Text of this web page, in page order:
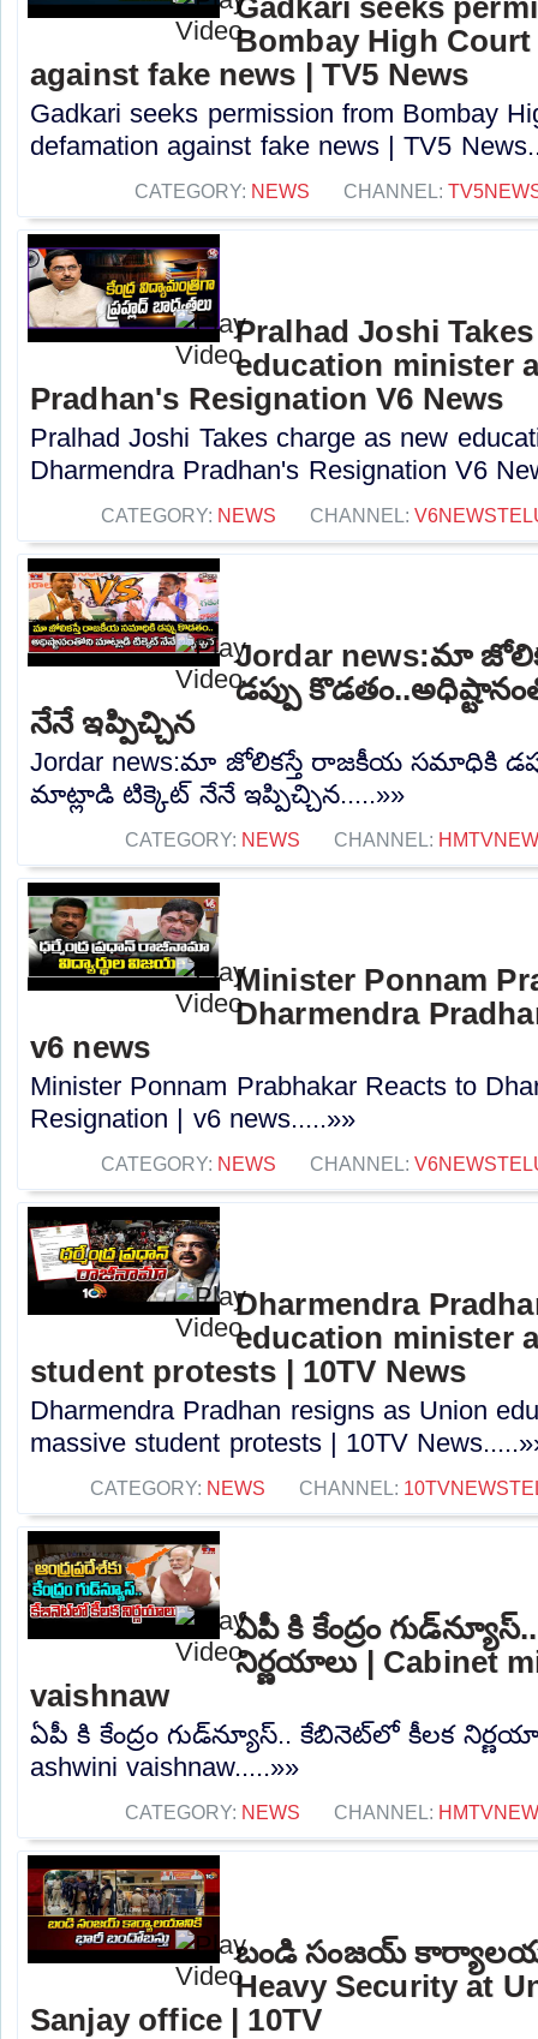
Gadkari seeks
Bombay High
against fake news | TV5 News
Gadkari seeks permission from Bombay
defamation against fake news | TV5
CATEGORY: NEWS CHANNEL:
Pralhad Joshi
education minister
Pradhan's Resignation V6 News
Pralhad Joshi Takes charge as new
Dharmendra Pradhan's Resignation V6
CATEGORY: NEWS CHANNEL:
Jordar news:మా
డప్పు
నేనే ఇప్పిచ్చిన
Jordar news:మా జోలికస్తే రాజకీయ సమాధికి
మాట్లాడి టిక్కెట్ నేనే ఇప్పిచ్చిన.....»»
CATEGORY: NEWS CHANNEL:
Minister Ponnam
Dharmendra
v6 news
Minister Ponnam Prabhakar Reacts to
Resignation | v6 news.....»»
CATEGORY: NEWS CHANNEL:
Dharmendra
education minister
student protests | 10TV News
Dharmendra Pradhan resigns as Union
massive student protests | 10TV
CATEGORY: NEWS CHANNEL:
ఏపీ కి కేంద్రం
నిర్ణయాలు | Cabinet
vaishnaw
ఏపీ కి కేంద్రం గుడ్‌న్యూస్.. కేబినెట్‌లో కీలక
ashwini vaishnaw.....»»
CATEGORY: NEWS CHANNEL:
బండి సంజయ్
Heavy Security at
Sanjay office | 10TV